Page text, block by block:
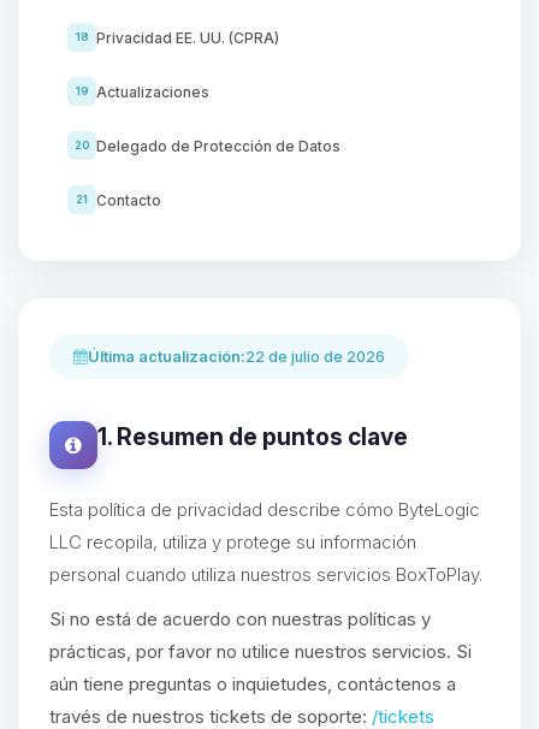
18 Privacidad EE. UU. (CPRA)
19 Actualizaciones
20 Delegado de Protección de Datos
21 Contacto
Última actualización:22 de julio de 2026
1. Resumen de puntos clave
Esta política de privacidad describe cómo ByteLogic
LLC recopila, utiliza y protege su información
personal cuando utiliza nuestros servicios BoxToPlay.
Si no está de acuerdo con nuestras políticas y
prácticas, por favor no utilice nuestros servicios. Si
aún tiene preguntas o inquietudes, contáctenos a
través de nuestros tickets de soporte: /tickets